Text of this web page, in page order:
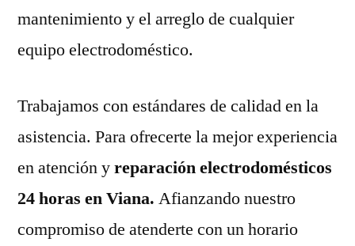
mantenimiento y el arreglo de cualquier
equipo electrodoméstico.
Trabajamos con estándares de calidad en la
asistencia. Para ofrecerte la mejor experiencia
en atención yreparación electrodomésticos
24 horas en Viana. Afianzando nuestro
compromiso de atenderte con un horario